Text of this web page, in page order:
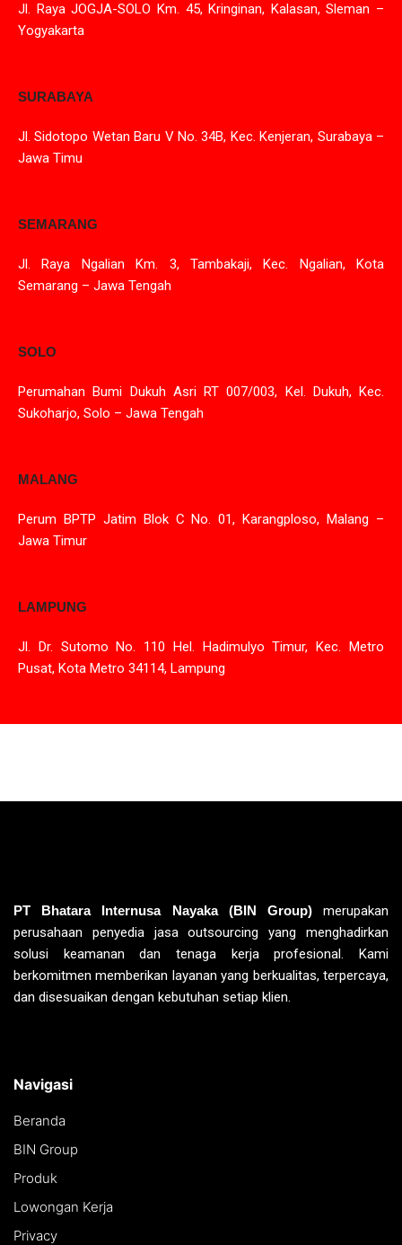
Jl. Raya JOGJA-SOLO Km. 45, Kringinan, Kalasan, Sleman –
Yogyakarta
SURABAYA
Jl. Sidotopo Wetan Baru V No. 34B, Kec. Kenjeran, Surabaya –
Jawa Timu
SEMARANG
Jl. Raya Ngalian Km. 3, Tambakaji, Kec. Ngalian, Kota
Semarang – Jawa Tengah
SOLO
Perumahan Bumi Dukuh Asri RT 007/003, Kel. Dukuh, Kec.
Sukoharjo, Solo – Jawa Tengah
MALANG
Perum BPTP Jatim Blok C No. 01, Karangploso, Malang –
Jawa Timur
LAMPUNG
Jl. Dr. Sutomo No. 110 Hel. Hadimulyo Timur, Kec. Metro
Pusat, Kota Metro 34114, Lampung
PT Bhatara Internusa Nayaka (BIN Group)merupakan
perusahaan penyedia jasa outsourcing yang menghadirkan
solusi keamanan dan tenaga kerja profesional. Kami
berkomitmen memberikan layanan yang berkualitas, terpercaya,
dan disesuaikan dengan kebutuhan setiap klien.
Navigasi
Beranda
BIN Group
Produk
Lowongan Kerja
Privacy